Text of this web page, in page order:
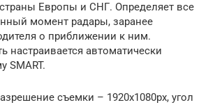
Европы и СНГ. Определяет все
момент радары, заранее
о приближении к ним.
настраивается автоматически
SMART.
съемки – 1920x1080px, угол